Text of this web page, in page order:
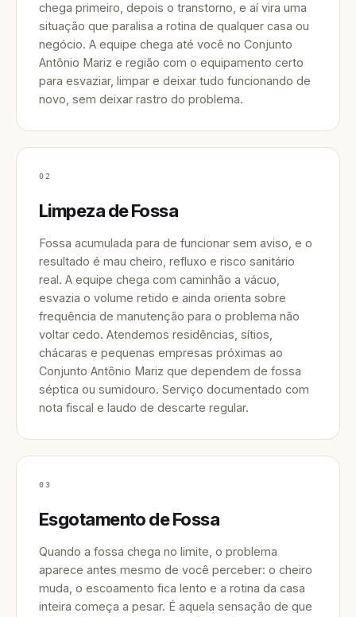
chega primeiro, depois o transtorno, e aí vira uma
situação que paralisa a rotina de qualquer casa ou
negócio. A equipe chega até você no Conjunto
Antônio Mariz e região com o equipamento certo
para esvaziar, limpar e deixar tudo funcionando de
novo, sem deixar rastro do problema.
02
Limpeza de Fossa
Fossa acumulada para de funcionar sem aviso, e o
resultado é mau cheiro, refluxo e risco sanitário
real. A equipe chega com caminhão a vácuo,
esvazia o volume retido e ainda orienta sobre
frequência de manutenção para o problema não
voltar cedo. Atendemos residências, sítios,
chácaras e pequenas empresas próximas ao
Conjunto Antônio Mariz que dependem de fossa
séptica ou sumidouro. Serviço documentado com
nota fiscal e laudo de descarte regular.
03
Esgotamento de Fossa
Quando a fossa chega no limite, o problema
aparece antes mesmo de você perceber: o cheiro
muda, o escoamento fica lento e a rotina da casa
inteira começa a pesar. É aquela sensação de que